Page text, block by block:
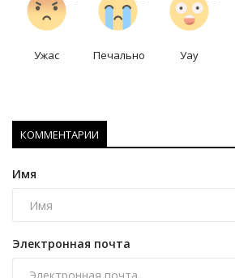
Ужас Печально Уау
КОММЕНТАРИИ
Имя
Электронная почта